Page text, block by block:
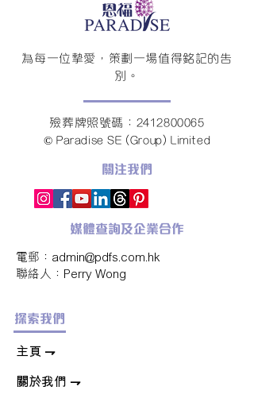
為每一位摯愛，策劃一場值得銘記的告
別。
殮葬牌照號碼：2412800065
© Paradise SE (Group) Limited
關注我們
媒體查詢及企業合作
電郵： admin@pdfs.com.hk
​聯絡人：Perry Wong
探索我們
​主頁 ⇁
關於我們 ⇁